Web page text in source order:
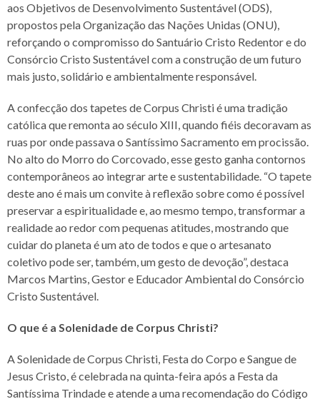
aos Objetivos de Desenvolvimento Sustentável (ODS),
propostos pela Organização das Nações Unidas (ONU),
reforçando o compromisso do Santuário Cristo Redentor e do
Consórcio Cristo Sustentável com a construção de um futuro
mais justo, solidário e ambientalmente responsável.
A confecção dos tapetes de Corpus Christi é uma tradição
católica que remonta ao século XIII, quando fiéis decoravam as
ruas por onde passava o Santíssimo Sacramento em procissão.
No alto do Morro do Corcovado, esse gesto ganha contornos
contemporâneos ao integrar arte e sustentabilidade. “O tapete
deste ano é mais um convite à reflexão sobre como é possível
preservar a espiritualidade e, ao mesmo tempo, transformar a
realidade ao redor com pequenas atitudes, mostrando que
cuidar do planeta é um ato de todos e que o artesanato
coletivo pode ser, também, um gesto de devoção”, destaca
Marcos Martins, Gestor e Educador Ambiental do Consórcio
Cristo Sustentável.
O que é a Solenidade de Corpus Christi?
A Solenidade de Corpus Christi, Festa do Corpo e Sangue de
Jesus Cristo, é celebrada na quinta-feira após a Festa da
Santíssima Trindade e atende a uma recomendação do Código